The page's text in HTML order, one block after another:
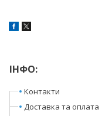
ІНФО:
Контакти
Доставка та оплата